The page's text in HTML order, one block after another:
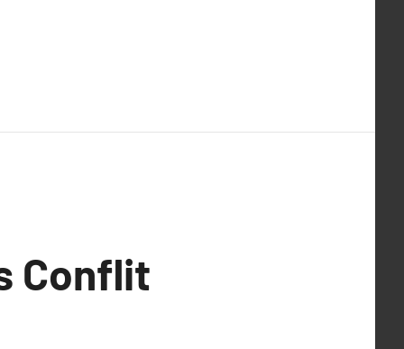
Conflit